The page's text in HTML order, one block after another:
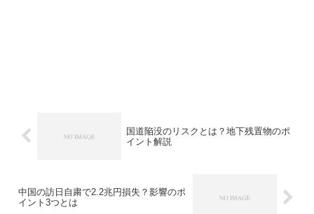
国道陥没のリスクとは？地下残置物のポ
イント解説
中国の訪日自粛で2.2兆円損失？影響のポ
イント3つとは